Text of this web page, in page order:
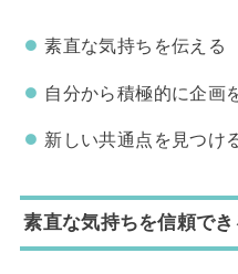
素直な気持ちを伝える
自分から積極的に企画
新しい共通点を見つけ
素直な気持ちを信頼で